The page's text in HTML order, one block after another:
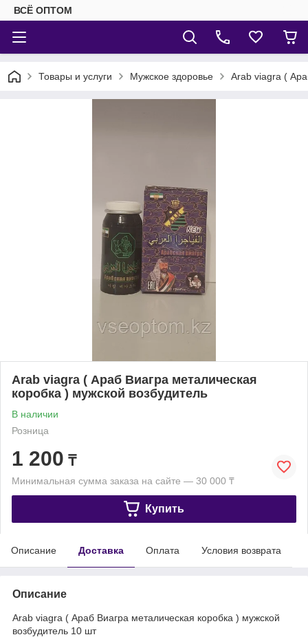
ВСЁ ОПТОМ
Товары и услуги Мужское здоровье Arab viagra (
Arab viagra ( Араб Виагра металическая
коробка ) мужской возбудитель
В наличии
Розница
1 200 ₸
Минимальная сумма заказа на сайте — 30 000 ₸
Купить
Описание Доставка Оплата Условия возврата
Описание
Arab viagra ( Араб Виагра металическая коробка ) мужской
возбудитель 10 шт